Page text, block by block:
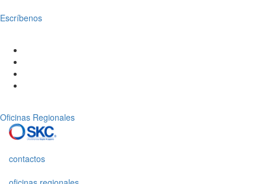
Escríbenos
Oficinas Regionales
contactos